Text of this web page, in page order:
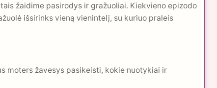
žaidime pasirodys ir gražuoliai. Kiekvieno epizodo
išsirinks vieną vienintelį, su kuriuo praleis
moters žavesys pasikeisti, kokie nuotykiai ir